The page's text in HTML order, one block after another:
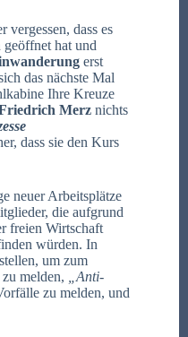
vergessen, dass es
hat und
erst
das nächste Mal
Ihre Kreuze
Merz nichts
dass sie den Kurs
neuer Arbeitsplätze
die aufgrund
freien Wirtschaft
würden. In
um zum
melden,
„Anti-
zu melden, und